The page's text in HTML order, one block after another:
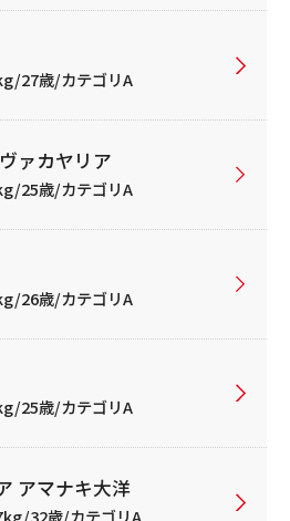
27歳/カテゴリA
ァカヤリア
25歳/カテゴリA
26歳/カテゴリA
25歳/カテゴリA
アマナキ大洋
32歳/カテゴリA